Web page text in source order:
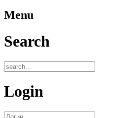
Menu
Search
Login